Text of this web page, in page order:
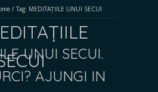
/ Tag: MEDITAȚIILE UNUI SECUI
UNUI SECUI.
AJUNGI IN